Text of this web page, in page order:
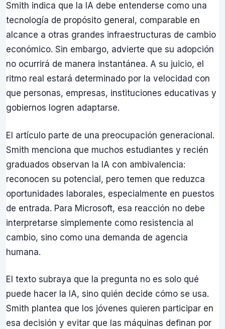
Smith indica que la IA debe entenderse como una
tecnología de propósito general, comparable en
alcance a otras grandes infraestructuras de cambio
económico. Sin embargo, advierte que su adopción
no ocurrirá de manera instantánea. A su juicio, el
ritmo real estará determinado por la velocidad con
que personas, empresas, instituciones educativas y
gobiernos logren adaptarse.
El artículo parte de una preocupación generacional.
Smith menciona que muchos estudiantes y recién
graduados observan la IA con ambivalencia:
reconocen su potencial, pero temen que reduzca
oportunidades laborales, especialmente en puestos
de entrada. Para Microsoft, esa reacción no debe
interpretarse simplemente como resistencia al
cambio, sino como una demanda de agencia
humana.
El texto subraya que la pregunta no es solo qué
puede hacer la IA, sino quién decide cómo se usa.
Smith plantea que los jóvenes quieren participar en
esa decisión y evitar que las máquinas definan por